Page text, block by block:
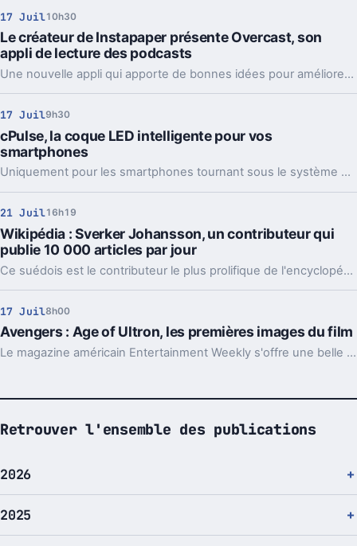
17 Juil10h30
Le créateur de Instapaper présente Overcast, son
appli de lecture des podcasts
Une nouvelle appli qui apporte de bonnes idées pour améliorer le confort de lecture des podcasts
17 Juil9h30
cPulse, la coque LED intelligente pour vos
smartphones
Uniquement pour les smartphones tournant sous le système d'exploitation Android KitKat.
21 Juil16h19
Wikipédia : Sverker Johansson, un contributeur qui
publie 10 000 articles par jour
Ce suédois est le contributeur le plus prolifique de l'encyclopédie mise en place par l'organisation américaine Wikimedia Foundation.
17 Juil8h00
Avengers : Age of Ultron, les premières images du film
Le magazine américain Entertainment Weekly s'offre une belle exclusivité : une couverte et les premières images de la suite d'Avengers.
Retrouver l'ensemble des publications
2026
2025